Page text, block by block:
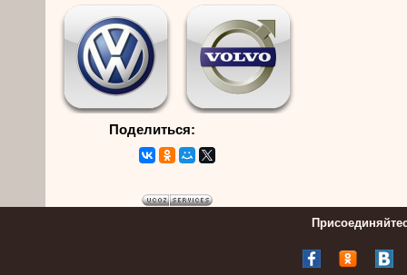
Поделиться: